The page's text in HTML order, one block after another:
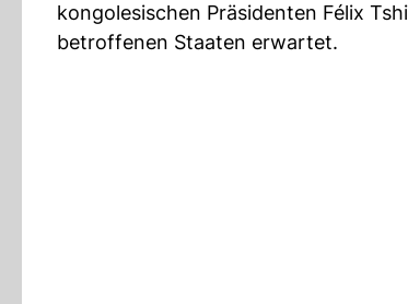
kongolesischen Präsidenten Félix
betroffenen Staaten erwartet.